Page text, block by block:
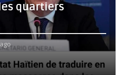
quartiers